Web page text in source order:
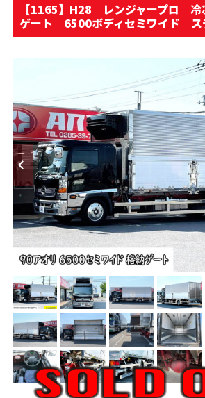
【1165】H28 レンジャープロ
ゲート 6500ボディセミワイド ス